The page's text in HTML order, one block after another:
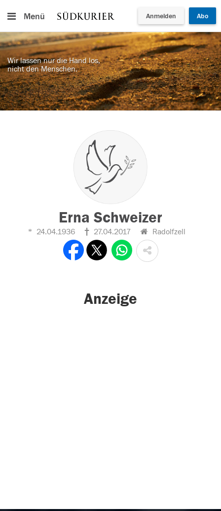
Menü Anmelden Abo
Wir lassen nur die Hand los,
nicht den Menschen.
Erna Schweizer
24.04.1936 27.04.2017 Radolfzell
Anzeige